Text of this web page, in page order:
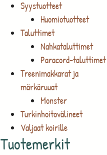
Syystuotteet
Huomiotuotteet
Taluttimet
Nahkataluttimet
Paracord-taluttimet
Treenimakkarat ja
märkäruuat
Monster
Turkinhoitovälineet
Valjaat koirille
Tuotemerkit